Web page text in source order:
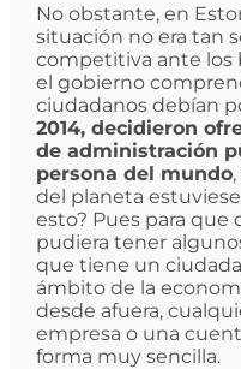
No obstante, en
situación no era tan
competitiva ante los
el gobierno
ciudadanos debían
2014, decidieron
de administración
persona del mundo
del planeta
esto? Pues para que
pudiera tener
que tiene un
ámbito de la
desde afuera,
empresa o una
forma muy sencilla.